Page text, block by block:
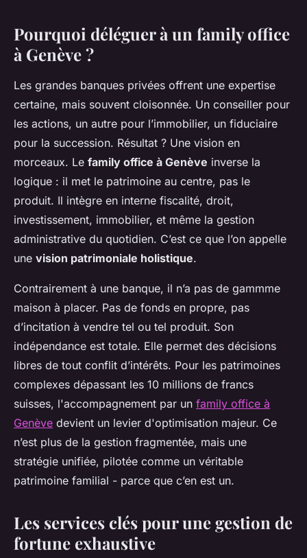
Pourquoi déléguer à un family office
à Genève ?
Les grandes banques privées offrent une expertise
certaine, mais souvent cloisonnée. Un conseiller pour
les actions, un autre pour l’immobilier, un fiduciaire
pour la succession. Résultat ? Une vision en
morceaux. Le family office à Genève inverse la
logique : il met le patrimoine au centre, pas le
produit. Il intègre en interne fiscalité, droit,
investissement, immobilier, et même la gestion
administrative du quotidien. C’est ce que l’on appelle
une vision patrimoniale holistique.
Contrairement à une banque, il n’a pas de gammme
maison à placer. Pas de fonds en propre, pas
d’incitation à vendre tel ou tel produit. Son
indépendance est totale. Elle permet des décisions
libres de tout conflit d’intérêts. Pour les patrimoines
complexes dépassant les 10 millions de francs
suisses, l'accompagnement par un family office à
Genève devient un levier d'optimisation majeur. Ce
n’est plus de la gestion fragmentée, mais une
stratégie unifiée, pilotée comme un véritable
patrimoine familial - parce que c’en est un.
Les services clés pour une gestion de
fortune exhaustive